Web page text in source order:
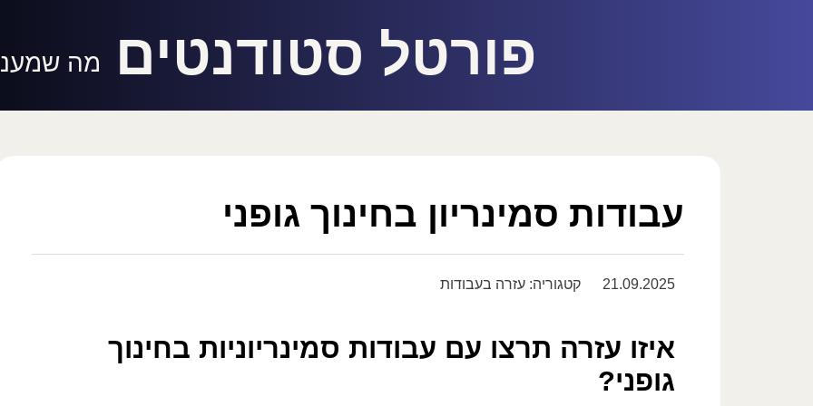
פורטל סטודנטים מה
עבודות סמינריון בחינוך גופני
21.09.2025 קטגוריה: עזרה בעבודות
איזו עזרה תרצו עם עבודות סמינריוניות בחינוך
גופני?